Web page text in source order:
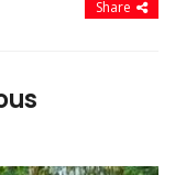
Share